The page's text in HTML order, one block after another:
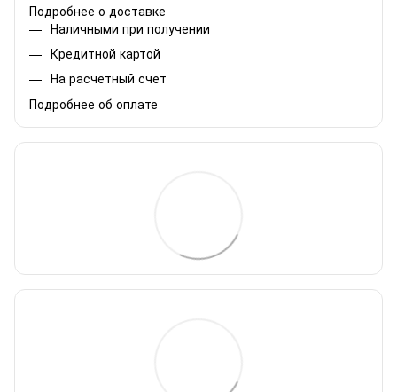
Подробнее о доставке
Наличными при получении
Кредитной картой
На расчетный счет
Подробнее об оплате